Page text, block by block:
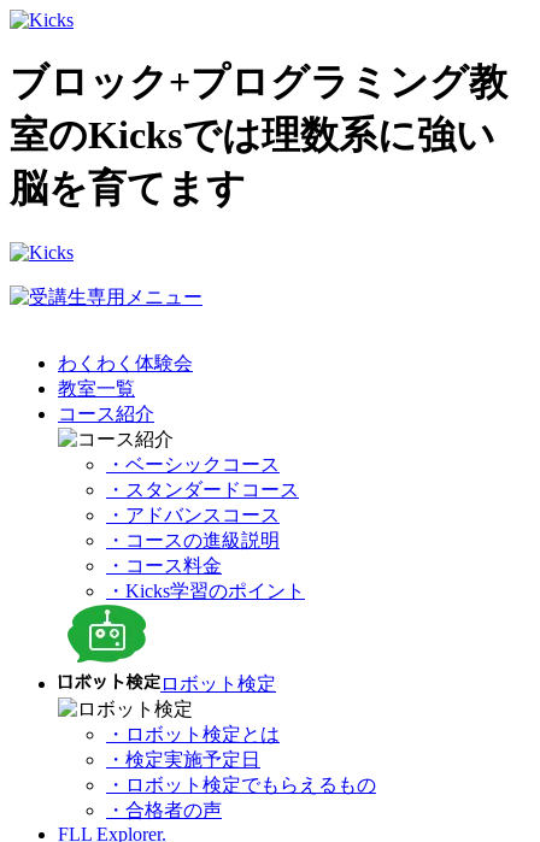
ブロック+プログラミング教
室のKicksでは理数系に強い
脳を育てます
わくわく体験会
教室一覧
コース紹介
・ベーシックコース
・スタンダードコース
・アドバンスコース
・コースの進級説明
・コース料金
・Kicks学習のポイント
ロボット検定
・ロボット検定とは
・検定実施予定日
・ロボット検定でもらえるもの
・合格者の声
FLL Explorer.